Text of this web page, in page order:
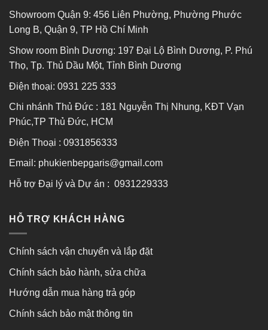
Showroom Quận 9: 456 Liên Phường, Phường Phước
Long B, Quận 9, TP Hồ Chí Minh
Show room Bình Dương: 197 Đại Lộ Bình Dương, P. Phú
Thọ, Tp. Thủ Dầu Một, Tỉnh Bình Dương
Điện thoại: 0931 225 333
Chi nhánh Thủ Đức : 181 Nguyễn Thị Nhung, KĐT Vạn
Phúc,TP Thủ Đức, HCM
Điện Thoại : 0931856333
Email: phukienbepgaris@gmail.com
Hỗ trợ Đại lý và Dự án : 0931229333
HỖ TRỢ KHÁCH HÀNG
Chính sách vận chuyển và lắp đặt
Chính sách bảo hành, sửa chữa
Hướng dẫn mua hàng trả góp
Chính sách bảo mật thông tin